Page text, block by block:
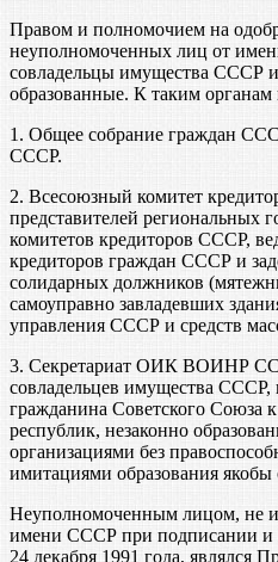
Правом и полномочием на
неуполномоченных лиц от
совладельцы имущества СССР
образованные. К таким органам
1. Общее собрание граждан
СССР.
2. Всесоюзный комитет
представителей региональных
комитетов кредиторов СССР,
кредиторов граждан СССР и
солидарных должников
самоуправно завладевших
управления СССР и средств
3. Секретариат ОИК ВОИНР
совладельцев имущества
гражданина Советского Союза
республик, незаконно
организациями без
имитациями образования якобы
Неуполномоченным лицом, не
имени СССР при подписании
24 декабря 1991 года, являлся